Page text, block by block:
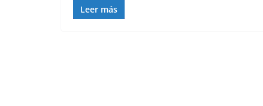
Leer más